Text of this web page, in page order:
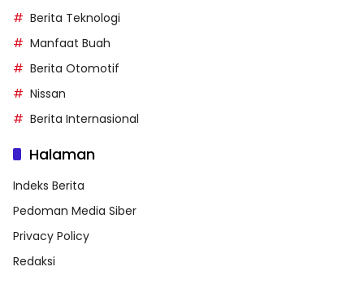
Berita Teknologi
Manfaat Buah
Berita Otomotif
Nissan
Berita Internasional
Halaman
Indeks Berita
Pedoman Media Siber
Privacy Policy
Redaksi